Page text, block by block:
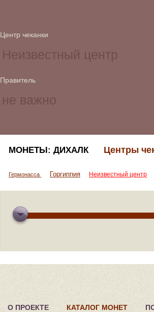
Центр чеканки
Правитель
МОНЕТЫ: ДИХАЛК Центры
Гермонасса Горгиппия Неизвестный центр
О ПРОЕКТЕ КАТАЛОГ МОНЕТ